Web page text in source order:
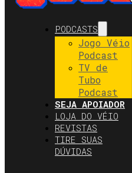
PODCASTS
Jogo Véio
Podcast
TV de
Tubo
Podcast
SEJA APOIADOR
LOJA DO VÉIO
REVISTAS
TIRE SUAS
DÚVIDAS